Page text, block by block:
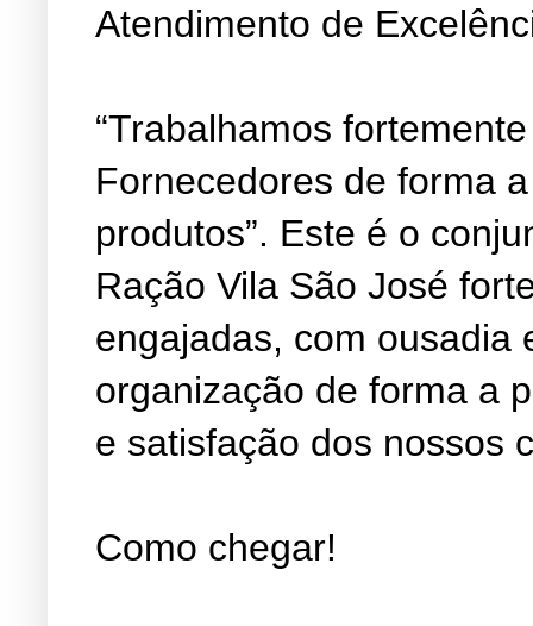
Atendimento de
“Trabalhamos
Fornecedores de forma
produtos”. Este é o
Ração Vila São José
engajadas, com ousadia
organização de forma a
e satisfação dos nossos
Como chegar!